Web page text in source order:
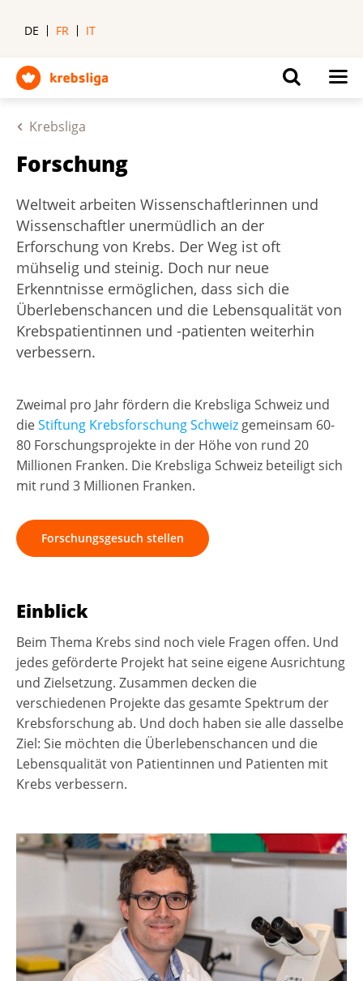
DE FR IT
Krebsliga
Forschung
Weltweit arbeiten Wissenschaftlerinnen und
Wissenschaftler unermüdlich an der
Erforschung von Krebs. Der Weg ist oft
mühselig und steinig. Doch nur neue
Erkenntnisse ermöglichen, dass sich die
Überlebenschancen und die Lebensqualität von
Krebspatientinnen und -patienten weiterhin
verbessern.
Zweimal pro Jahr fördern die Krebsliga Schweiz und
dieStiftung Krebsforschung Schweiz gemeinsam 60-
80 Forschungsprojekte in der Höhe von rund 20
Millionen Franken. Die Krebsliga Schweiz beteiligt sich
mit rund 3 Millionen Franken.
Forschungsgesuch stellen
Einblick
Beim Thema Krebs sind noch viele Fragen offen. Und
jedes geförderte Projekt hat seine eigene Ausrichtung
und Zielsetzung. Zusammen decken die
verschiedenen Projekte das gesamte Spektrum der
Krebsforschung ab. Und doch haben sie alle dasselbe
Ziel: Sie möchten die Überlebenschancen und die
Lebensqualität von Patientinnen und Patienten mit
Krebs verbessern.